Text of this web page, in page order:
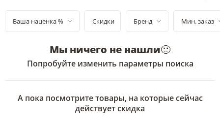
Ваша наценка % Скидки Бренд Мин. заказ
Мы ничего не нашли🙁
Попробуйте изменить параметры поиска
А пока посмотрите товары, на которые сейчас
действует скидка